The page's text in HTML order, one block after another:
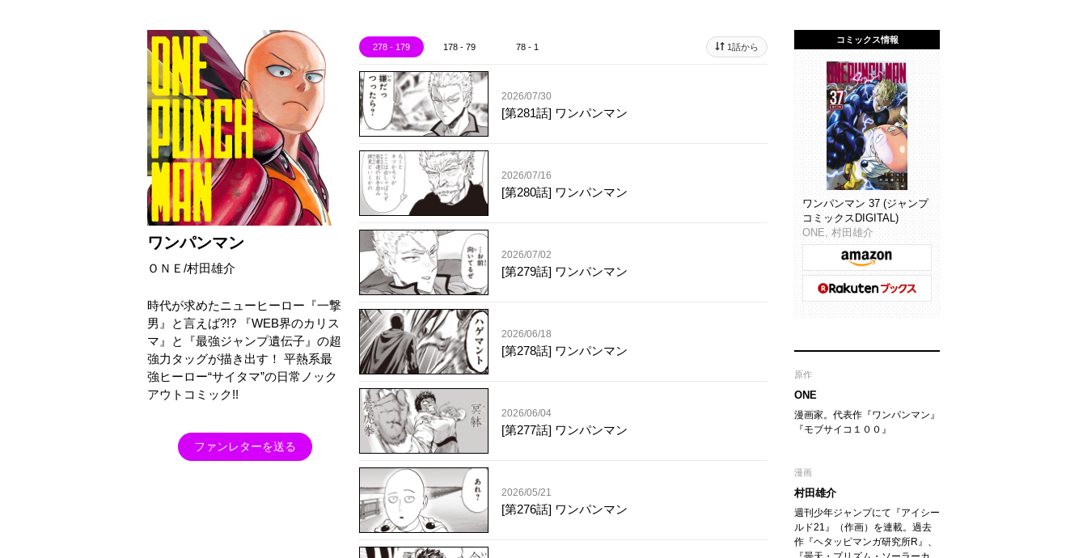
ワンパンマン
ＯＮＥ/村田雄介
時代が求めたニューヒーロー『一撃
男』と言えば?!? 『WEB界のカリス
マ』と『最強ジャンプ遺伝子』の超
強力タッグが描き出す！ 平熱系最
強ヒーロー“サイタマ”の日常ノック
アウトコミック!!
ファンレターを送る
278 - 179 178 - 79 78 - 1 1話から
2026/07/30
[第281話] ワンパンマン
2026/07/16
[第280話] ワンパンマン
2026/07/02
[第279話] ワンパンマン
2026/06/18
[第278話] ワンパンマン
2026/06/04
[第277話] ワンパンマン
2026/05/21
[第276話] ワンパンマン
コミックス情報
ワンパンマン 37 (ジャンプ
コミックスDIGITAL)
ONE, 村田雄介
原作
ONE
漫画家。代表作『ワンパンマン』
『モブサイコ１００』
漫画
村田雄介
週刊少年ジャンプにて『アイシー
ルド21』（作画）を連載。過去
作『ヘタッピマンガ研究所R』、